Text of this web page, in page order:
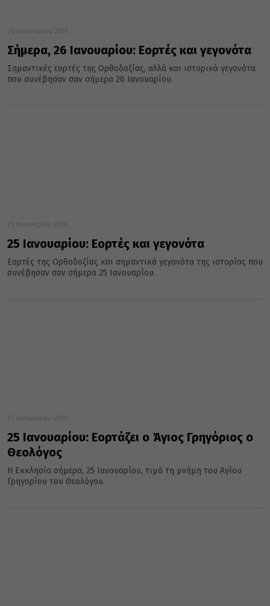
26 Ιανουαρίου 2016
Σήμερα, 26 Ιανουαρίου: Εορτές και γεγονότα
Σημαντικές εορτές της Ορθοδοξίας, αλλά και ιστορικά γεγονότα
που συνέβησαν σαν σήμερα 26 Ιανουαρίου.
25 Ιανουαρίου 2016
25 Ιανουαρίου: Εορτές και γεγονότα
Εορτές της Ορθοδοξίας και σημαντικά γεγονότα της ιστορίας που
συνέβησαν σαν σήμερα 25 Ιανουαρίου.
25 Ιανουαρίου 2016
25 Ιανουαρίου: Εορτάζει ο Άγιος Γρηγόριος ο
Θεολόγος
Η Εκκλησία σήμερα, 25 Ιανουαρίου, τιμά τη μνήμη του Αγίου
Γρηγορίου του Θεολόγου.